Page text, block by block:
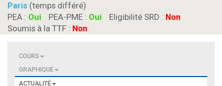
Paris (temps différé)
PEA : Oui PEA-PME : Oui Eligibilité SRD : Non
Soumis à la TTF : Non
COURS
GRAPHIQUE
ACTUALITÉ